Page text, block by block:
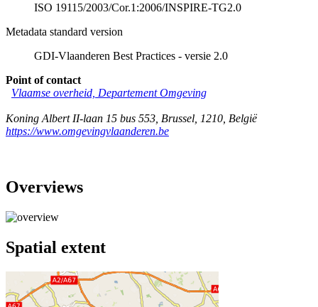
ISO 19115/2003/Cor.1:2006/INSPIRE-TG2.0
Metadata standard version
GDI-Vlaanderen Best Practices - versie 2.0
Point of contact
Vlaamse overheid, Departement Omgeving
Koning Albert II-laan 15 bus 553 Brussel 1210 België
https://www.omgevingvlaanderen.be
Overviews
Spatial extent